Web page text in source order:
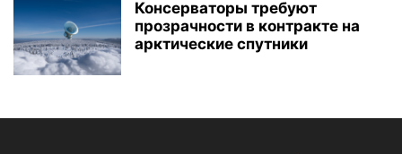
Консерваторы требуют
прозрачности в контракте на
арктические спутники